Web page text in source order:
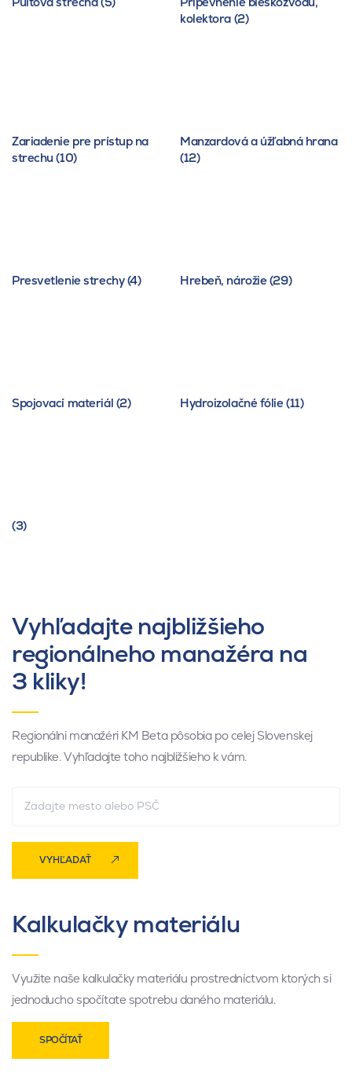
kolektora (2)
Zariadenie pre prístup na
strechu (10)
Manzardová a úžľabná hrana
(12)
Presvetlenie strechy (4) Hrebeň, nárožie (29)
Spojovací materiál (2) Hydroizolačné fólie (11)
(3)
Vyhľadajte najbližšieho
regionálneho manažéra na
3 kliky!
Regionálni manažéri KM Beta pôsobia po celej Slovenskej
republike. Vyhľadajte toho najbližšieho k vám.
VYHĽADAŤ
Kalkulačky materiálu
Využite naše kalkulačky materiálu prostredníctvom ktorých si
jednoducho spočítate spotrebu daného materiálu.
SPOČÍTAŤ